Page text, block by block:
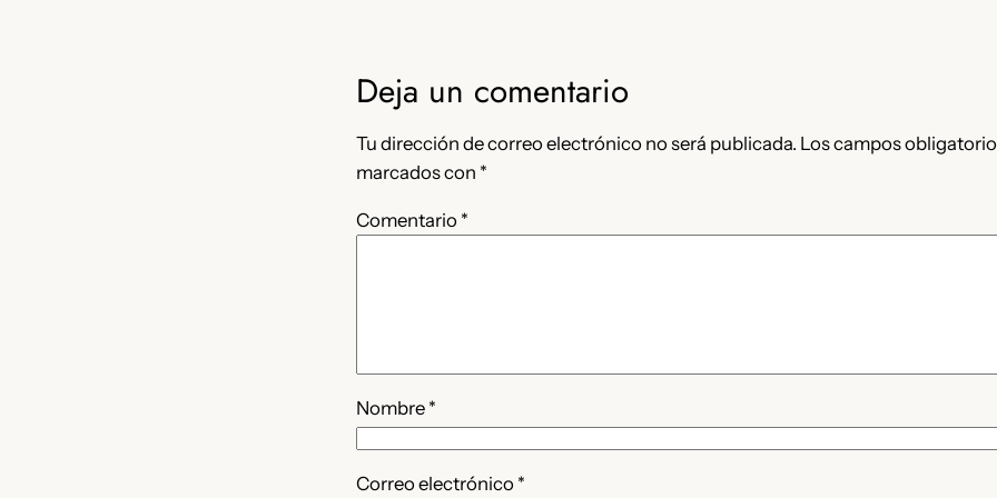
Deja un comentario
Tu dirección de correo electrónico no será publicada. Los campos
marcados con *
Comentario *
Nombre *
Correo electrónico *